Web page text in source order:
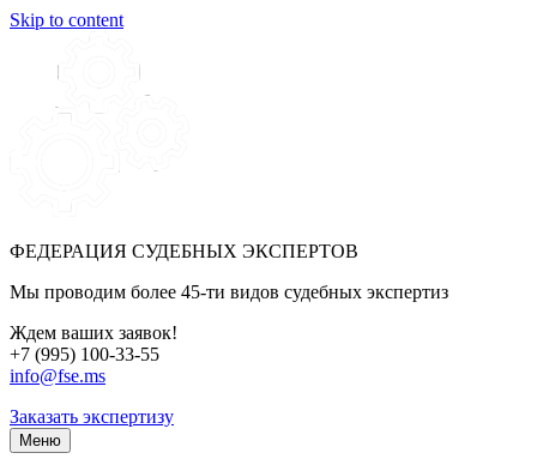
Skip to content
ФЕДЕРАЦИЯ СУДЕБНЫХ ЭКСПЕРТОВ
Мы проводим более 45-ти видов судебных экспертиз
Ждем ваших заявок!
+7 (995) 100-33-55
info@fse.ms
Заказать экспертизу
Меню